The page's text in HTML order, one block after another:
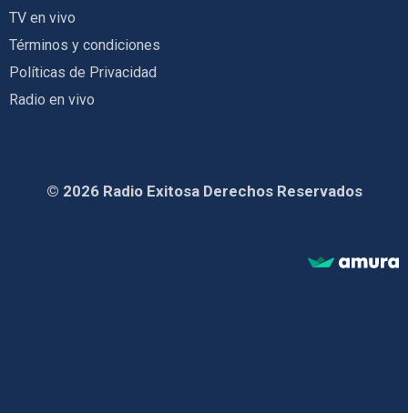
TV en vivo
Términos y condiciones
Políticas de Privacidad
Radio en vivo
© 2026 Radio Exitosa Derechos Reservados